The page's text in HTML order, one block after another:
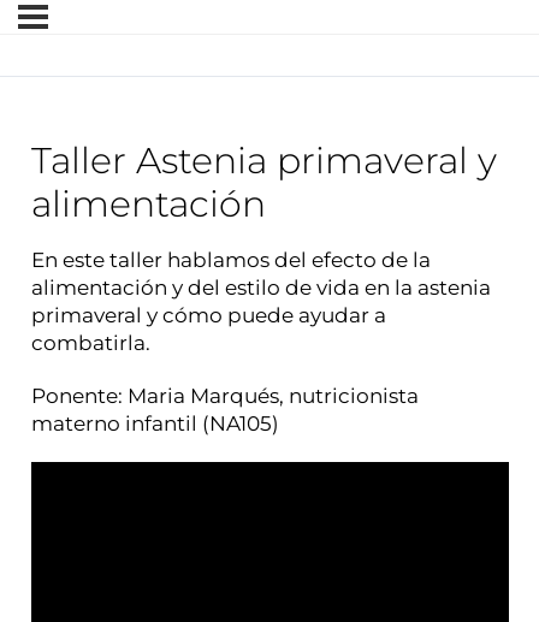
Taller Astenia primaveral y
alimentación
En este taller hablamos del efecto de la
alimentación y del estilo de vida en la astenia
primaveral y cómo puede ayudar a
combatirla.
Ponente: Maria Marqués, nutricionista
materno infantil (NA105)